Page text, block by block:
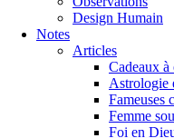
Design Humain
Notes
Articles
Cadeaux
Astrologie
Fameuses
Femme
Foi en